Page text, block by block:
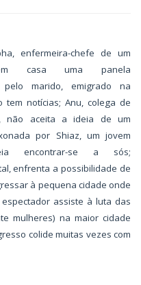
enfermeira-chefe de um
casa uma panela
pelo marido, emigrado na
notícias; Anu, colega de
não aceita a ideia de um
por Shiaz, um jovem
encontrar-se a sós;
enfrenta a possibilidade de
à pequena cidade onde
assiste à luta das
mulheres) na maior cidade
colide muitas vezes com